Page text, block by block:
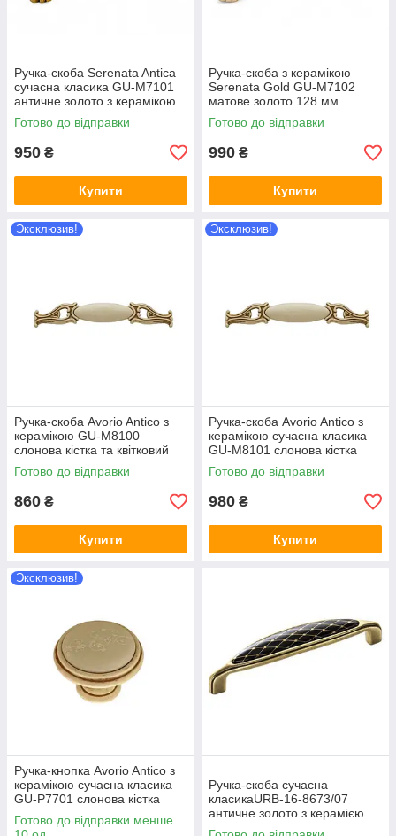
Ручка-скоба Serenata Antica
сучасна класика GU-M7101
античне золото з керамікою
128 мм.
Готово до відправки
950 ₴
Купити
Ручка-скоба з керамікою
Serenata Gold GU-M7102
матове золото 128 мм
Готово до відправки
990 ₴
Купити
Эксклюзив!
Ручка-скоба Avorio Antico з
керамікою GU-M8100
слонова кістка та квітковий
орнамент 96 мм
Готово до відправки
860 ₴
Купити
Эксклюзив!
Ручка-скоба Avorio Antico з
керамікою сучасна класика
GU-M8101 слонова кістка
квітковий орнамент 128 мм
Готово до відправки
980 ₴
Купити
Эксклюзив!
Ручка-кнопка Avorio Antico з
керамікою сучасна класика
GU-P7701 слонова кістка
квітковий орнамент
Готово до відправки менше
Ручка-скоба сучасна
класикаURB-16-8673/07
античне золото з керамією
128 мм